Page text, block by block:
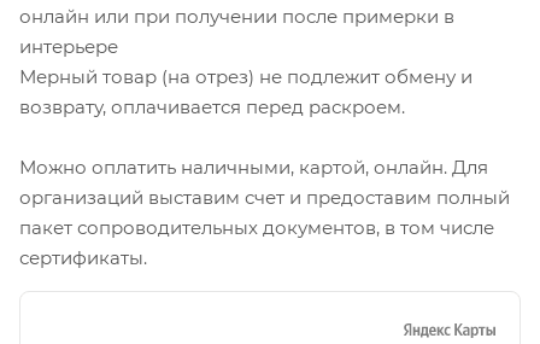
онлайн или при получении после примерки в
интерьере
Мерный товар (на отрез) не подлежит обмену и
возврату, оплачивается перед раскроем.
Можно оплатить наличными, картой, онлайн. Для
организаций выставим счет и предоставим полный
пакет сопроводительных документов, в том числе
сертификаты.